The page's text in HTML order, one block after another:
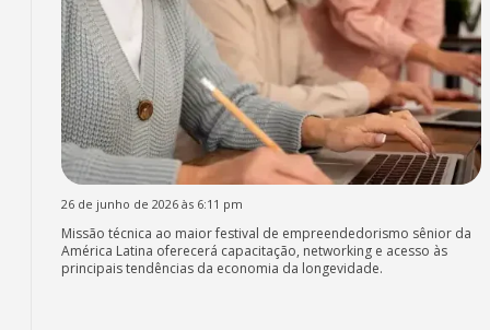
26 de junho de 2026 às 6:11 pm
Missão técnica ao maior festival de empreendedorismo sênior da
América Latina oferecerá capacitação, networking e acesso às
principais tendências da economia da longevidade.